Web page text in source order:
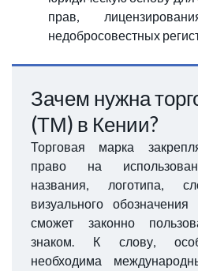
прав,
недобросовестных
Зачем нужна
(ТМ) в Кении?
Торговая марка
право на
названия, логотипа,
визуального
сможет законно
знаком. К слову,
необходима